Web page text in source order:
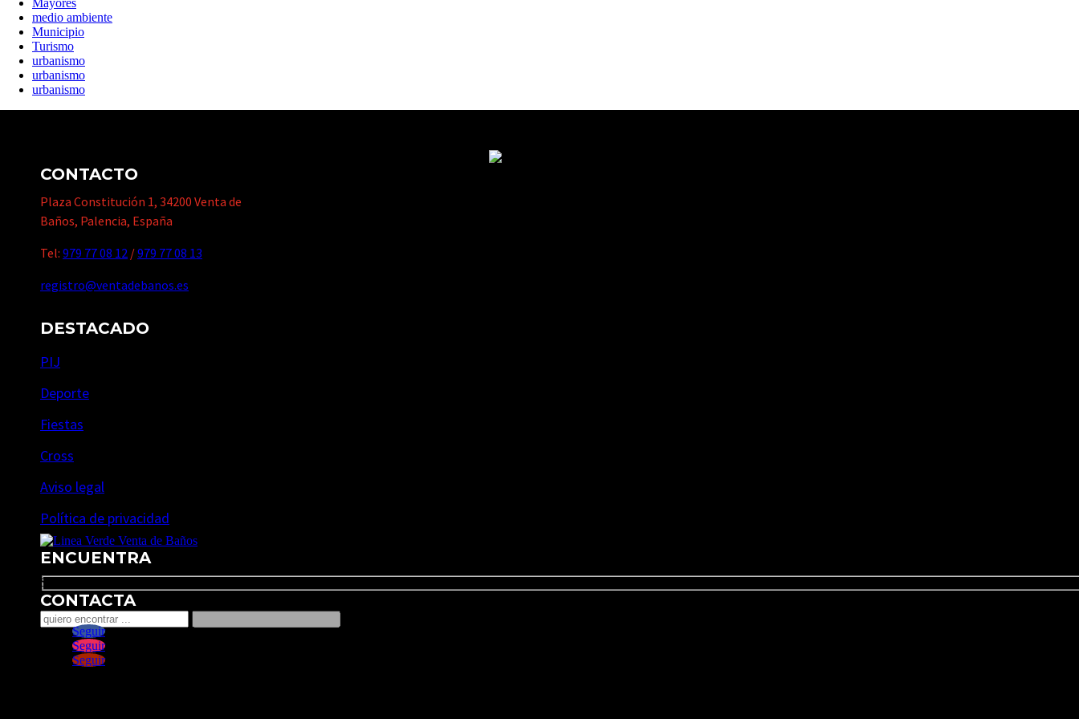
medio ambiente
Municipio
Turismo
urbanismo
urbanismo
urbanismo
CONTACTO
Plaza Constitución 1, 34200 Venta de
Baños, Palencia, España
Tel: 979 77 08 12 /979 77 08 13
registro@ventadebanos.es
DESTACADO
PIJ
Deporte
Fiestas
Cross
Aviso legal
Política de privacidad
ENCUENTRA
Search
CONTACTA
Seguir
Seguir
Seguir